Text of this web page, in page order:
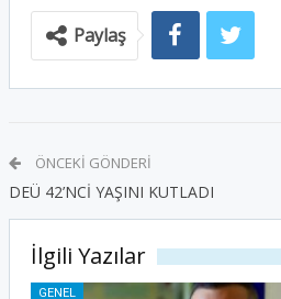
Paylaş
ÖNCEKI GÖNDERI
DEÜ 42’NCİ YAŞINI KUTLADI
İlgili Yazılar
GENEL